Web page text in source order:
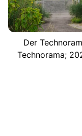
Der
Technorama;